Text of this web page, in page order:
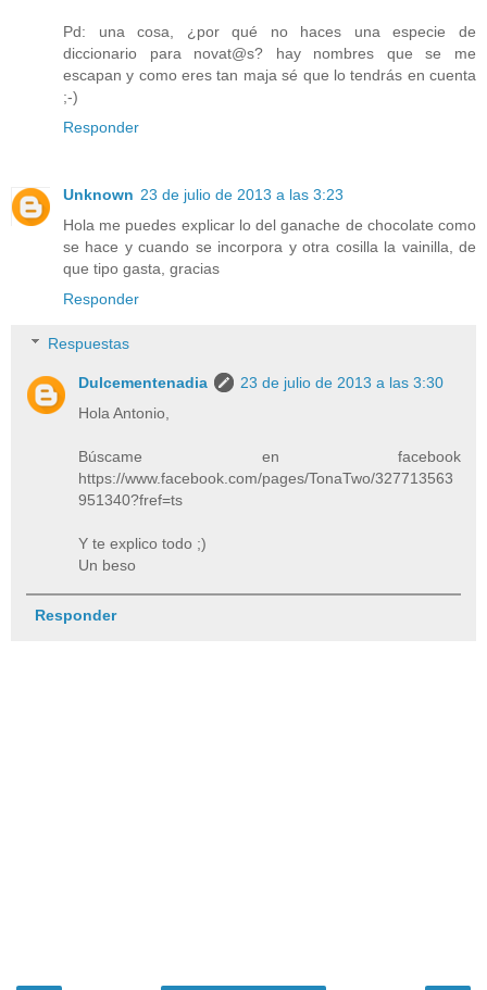
Pd: una cosa, ¿por qué no haces una especie de
diccionario para novat@s? hay nombres que se me
escapan y como eres tan maja sé que lo tendrás en cuenta
;-)
Responder
Unknown 23 de julio de 2013 a las 3:23
Hola me puedes explicar lo del ganache de chocolate como
se hace y cuando se incorpora y otra cosilla la vainilla, de
que tipo gasta, gracias
Responder
Respuestas
Dulcementenadia
23 de julio de 2013 a las 3:30
Hola Antonio,
Búscame en facebook
https://www.facebook.com/pages/TonaTwo/327713563
951340?fref=ts
Y te explico todo ;)
Un beso
Responder